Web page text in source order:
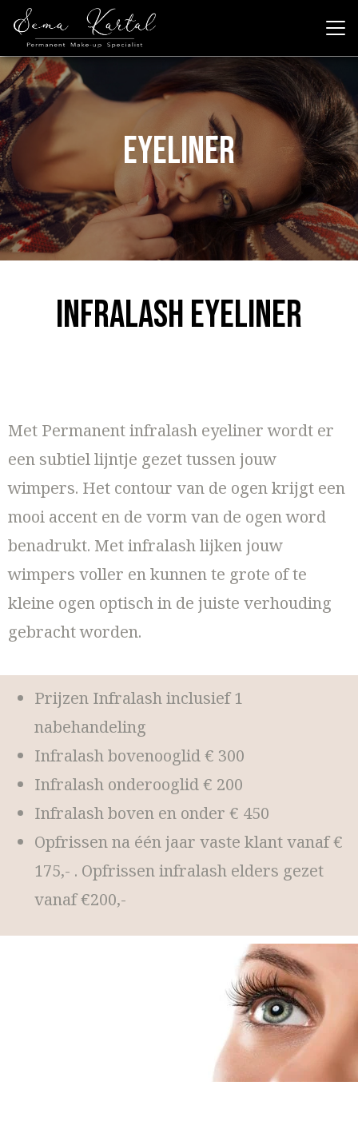
Eyeliner
Infralash eyeliner
Met Permanent infralash eyeliner wordt er
een subtiel lijntje gezet tussen jouw
wimpers. Het contour van de ogen krijgt een
mooi accent en de vorm van de ogen word
benadrukt. Met infralash lijken jouw
wimpers voller en kunnen te grote of te
kleine ogen optisch in de juiste verhouding
gebracht worden.
Prijzen Infralash inclusief 1
nabehandeling
Infralash bovenooglid € 300
Infralash onderooglid € 200
Infralash boven en onder € 450
Opfrissen na één jaar vaste klant vanaf €
175,- . Opfrissen infralash elders gezet
vanaf €200,-